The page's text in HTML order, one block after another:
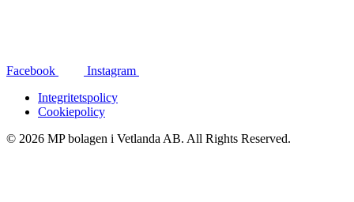
Facebook
Instagram
Integritetspolicy
Cookiepolicy
© 2026 MP bolagen i Vetlanda AB. All Rights Reserved.